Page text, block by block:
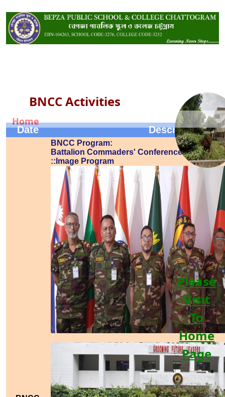
Home
BNCC Activities
Date Description
BNCC Program:
Battalion Commaders' Conference-2025
::Image Program
Please
Visit
To
Home
Page